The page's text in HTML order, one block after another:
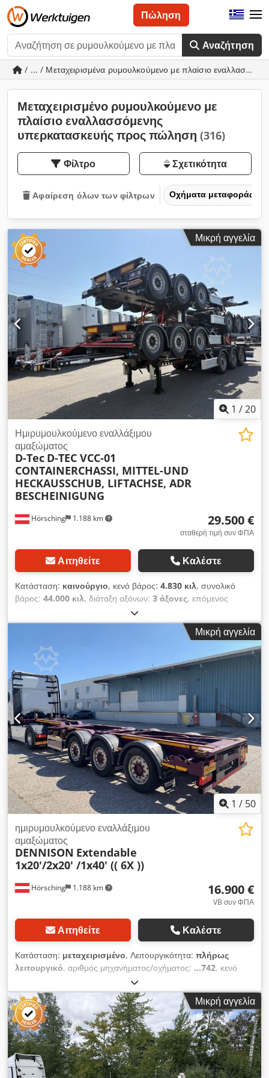
Αναζήτηση
Πώληση
/ ... / Μεταχειρισμένα ρυμουλκούμενο με πλαίσιο
Μεταχειρισμένο ρυμουλκούμενο με
πλαίσιο εναλλασσόμενης
υπερκατασκευής προς πώληση (316)
Φίλτρο Σχετικότητα
Αφαίρεση όλων των φίλτρων Οχήματα μεταφοράς
Μικρή αγγελία
1 /20
Hörsching 1.188 km
Ημιρυμουλκούμενο εναλλάξιμου
αμαξώματος
D-Tec D-TEC VCC-01
CONTAINERCHASSI, MITTEL-UND
HECKAUSSCHUB, LIFTACHSE, ADR
BESCHEINIGUNG
29.500 €
σταθερή τιμή συν ΦΠΑ
Αιτηθείτε Καλέστε
Κατάσταση: καινούργιο, κενό βάρος: 4.830 κιλ, συνολικό
βάρος: 44.000 κιλ, διάταξη αξόνων: 3 άξονες, επόμενος
03/2026, ανάρτηση:
ελαστικού:385/55R22,5, Εξοπλισμός:ABS, εγγραφή
, | Επίδομα τύπου D-Tec VCC για πλατφόρμες
εμπορευματοκιβωτίων | Ενδιάμεσο και οπίσθιο σύστημα
ανύψωσης | Δυνατότητα ανύψωσης του 1ου άξονα | Άξονες
τύπου VALX με δισκόφρενα | Ελαστικά: 385/55 R22,5 |
Καινούργια οχήματα | Επιφυλάσσεται το δικαίωμα διόρθωσης
λαθών, αλλαγής των δεδομένων και προπώλησης. Dcodpfx
Ajzrxbhoayek
Μικρή αγγελία
1 / 50
Hörsching 1.188 km
ημιρυμουλκούμενο εναλλάξιμου
αμαξώματος
DENNISON Extendable
1x20'/2x20' /1x40' (( 6X ))
16.900 €
VB συν ΦΠΑ
Αιτηθείτε Καλέστε
Κατάσταση: μεταχειρισμένο, Λειτουργικότητα: πλήρως
λειτουργικό, αριθμός μηχανήματος/οχήματος: ...742, κενό
, μέγιστο βάρος φόρτωσης:
συνολικό βάρος:42.000 κιλ, διάταξη αξόνων:3 άξονες,
επιτρεπτό φορτίο άξονα (άξονας 1):9.000 κιλ, επιτρεπόμενο
φορτίο άξονα (άξονας 2):9.000 κιλ, επιτρεπόμενο φορτίο
άξονα (άξονας 3):9.000 κιλ, πρώτη ταξινόμηση:07/2020,
ανάρτηση:αέρας, μέγεθος ελαστικού:385/55 R22.5, Έτος
κατασκευής:2020, Εξοπλισμός:ABS, 6 τεμάχια διαθέσιμα σε
απόθεμα ===== 1x20’ / 2x20’ / 1x40’ ..:: ΣΥΡΟΜΕΝΟ ΤΡΕΪΛΕΡ
Μικρή αγγελία